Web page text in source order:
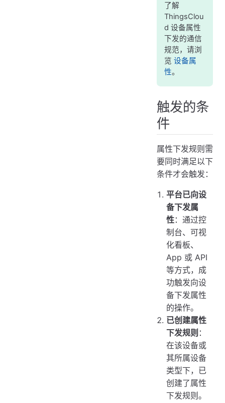
了解
ThingsClou
d 设备属性
下发的通信
规范，请浏
览 设备属
性。
触发的条
件
属性下发规则需
要同时满足以下
条件才会触发：
平台已向设
备下发属
性：通过控
制台、可视
化看板、
App 或 API
等方式，成
功触发向设
备下发属性
的操作。
已创建属性
下发规则 ：
在该设备或
其所属设备
类型下，已
创建了属性
下发规则。